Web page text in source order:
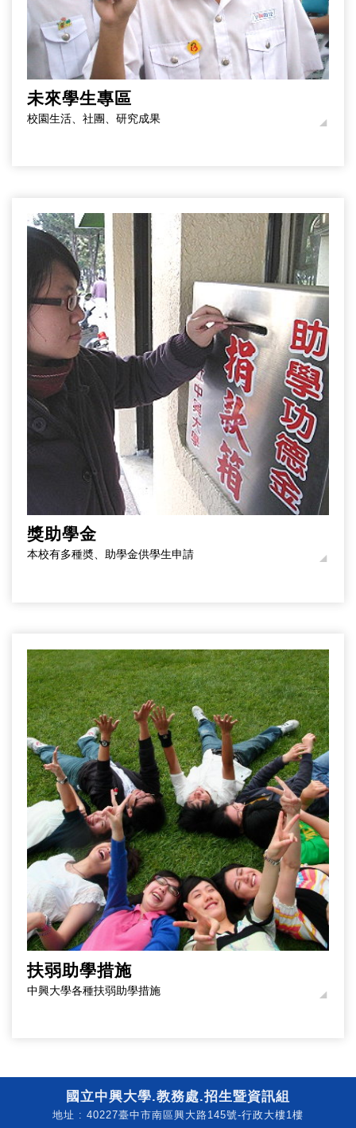
未來學生專區
校園生活、社團、研究成果
獎助學金
本校有多種奬、助學金供學生申請
扶弱助學措施
中興大學各種扶弱助學措施
國立中興大學.教務處.招生暨資訊組
地址 : 40227臺中市南區興大路145號-行政大樓1樓